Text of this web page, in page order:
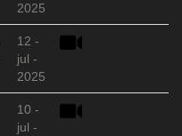
2025
12 -
jul -
2025
10 -
jul -